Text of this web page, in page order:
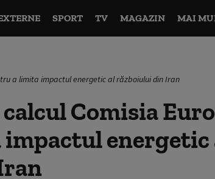
SPORT TV MAGAZIN MAI
a limita impactul energetic al războiului din Iran
Comisia
energetic